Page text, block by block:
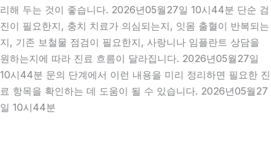
리해 두는 것이 좋습니다. 2026년05월27일 10시44분 단순 검
진이 필요한지, 충치 치료가 의심되는지, 잇몸 출혈이 반복되는
지, 기존 보철물 점검이 필요한지, 사랑니나 임플란트 상담을
원하는지에 따라 진료 흐름이 달라집니다. 2026년05월27일
10시44분 문의 단계에서 이런 내용을 미리 정리하면 필요한 진
료 항목을 확인하는 데 도움이 될 수 있습니다. 2026년05월27
일 10시44분